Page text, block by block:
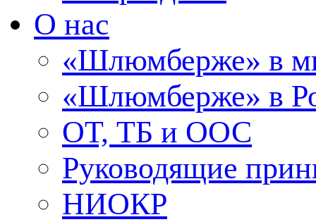
О нас
«Шлюмберже» в
«Шлюмберже» в
ОТ, ТБ и ООС
Руководящие
НИОКР